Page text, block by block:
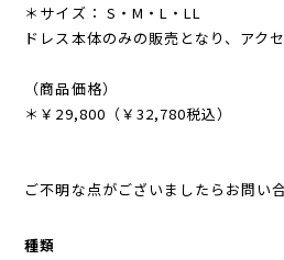
＊サイズ： S・M・L・LL
ドレス本体のみの販売となり、アク
（商品価格）
＊￥29,800（￥32,780税込）
ご不明な点がございましたらお問い
種類